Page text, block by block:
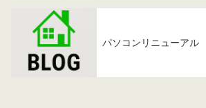
パソコンリニューアル